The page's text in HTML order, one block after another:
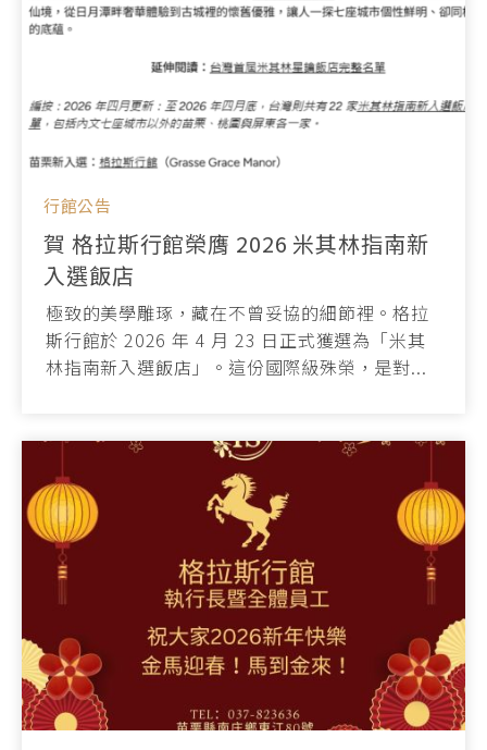
行館公告
賀 格拉斯行館榮膺 2026 米其林指南新
入選飯店
極致的美學雕琢，藏在不曾妥協的細節裡。格拉
斯行館於 2026 年 4 月 23 日正式獲選為「米其
林指南新入選飯店」。這份國際級殊榮，是對...